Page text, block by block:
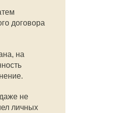
договора
на
не
личных